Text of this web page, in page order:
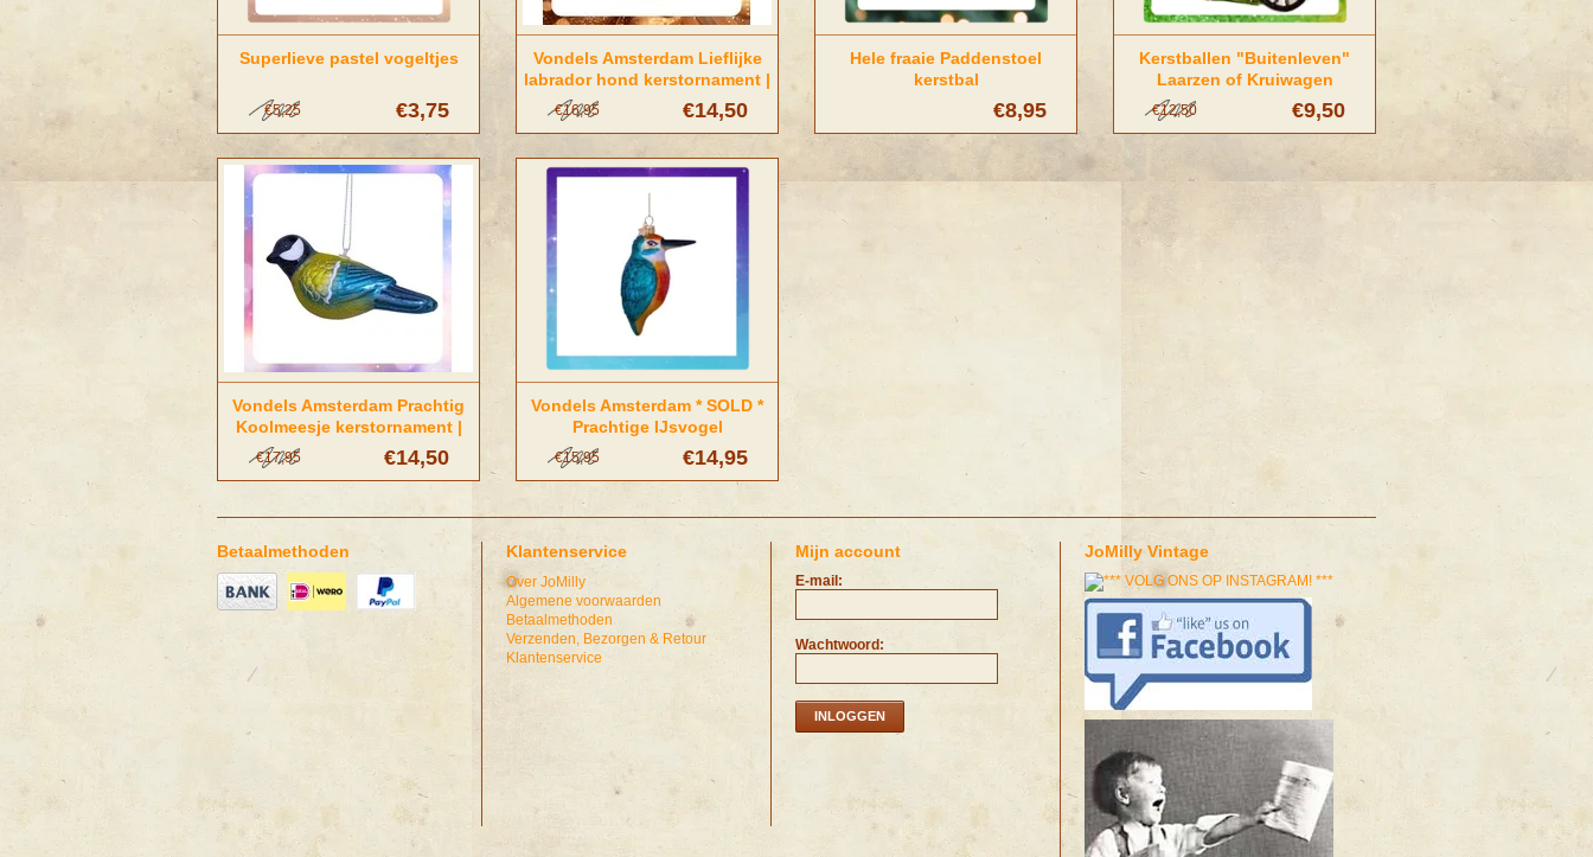
Superlieve pastel vogeltjes
€3,75
€5,25
Vondels Amsterdam Lieflijke
labrador hond kerstornament |
Vondels Amsterdam
€14,50
€16,95
Hele fraaie Paddenstoel
kerstbal
€8,95
Kerstballen "Buitenleven"
Laarzen of Kruiwagen
€9,50
€12,50
Vondels Amsterdam Prachtig
Koolmeesje kerstornament |
Vondels Amsterdam
€14,50
€17,95
Vondels Amsterdam * SOLD *
Prachtige IJsvogel
kerstornament€14,95
€15,95
Betaalmethoden Klantenservice
Over JoMilly
Algemene voorwaarden
Betaalmethoden
Verzenden, Bezorgen & Retour
Klantenservice
Mijn account
E-mail:
Wachtwoord:
INLOGGEN
JoMilly Vintage